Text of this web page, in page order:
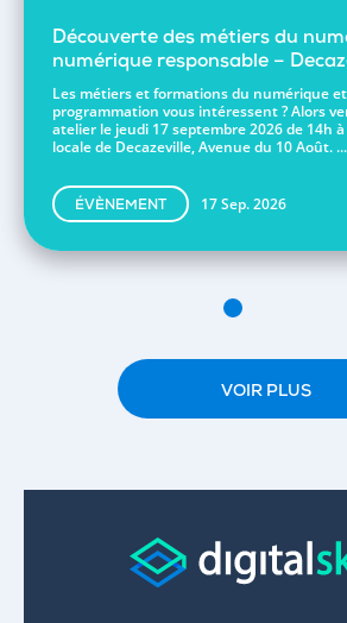
Découverte des métiers du
numérique responsable –
Les métiers et formations du numérique
programmation vous intéressent ? Alors
atelier le jeudi 17 septembre 2026 de 14h
locale de Decazeville, Avenue du 10 Août. ...
ÉVÈNEMENT 17 Sep. 2026
VOIR PLUS